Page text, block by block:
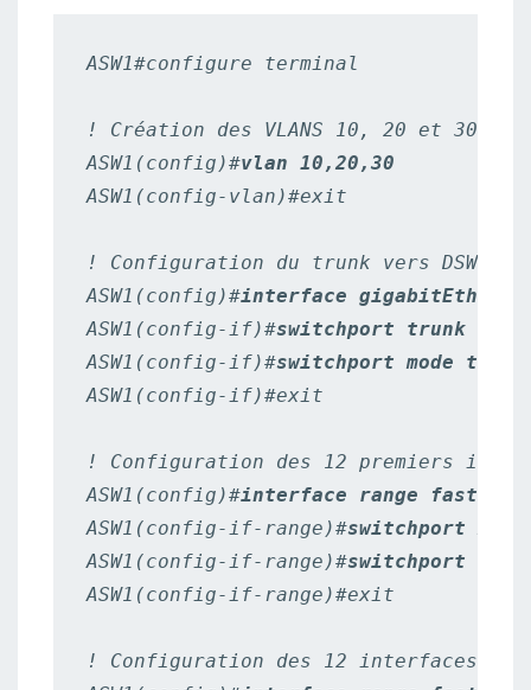
ASW1#configure terminal
! Création des VLANS 10, 20 et 30
ASW1(config)#vlan 10,20,30
ASW1(config-vlan)#exit
! Configuration du trunk vers DSW1
ASW1(config)#interface
ASW1(config-if)#switchport trunk
ASW1(config-if)#switchport mode trunk
ASW1(config-if)#exit
! Configuration des 12 premiers
ASW1(config)#interface range
ASW1(config-if-range)#switchport mode
ASW1(config-if-range)#switchport
ASW1(config-if-range)#exit
! Configuration des 12 interfaces